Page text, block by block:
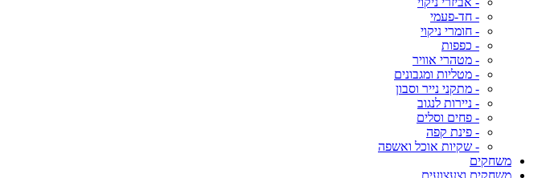
- חד-פעמי
- חומרי ניקוי
- כפפות
- מטהרי אוויר
- מטליות ומגבונים
- מתקני נייר וסבון
- ניירות לנגוב
- פחים וסלים
- פינת קפה
- שקיות אוכל ואשפה
משחקים
משחקים וצעצועים